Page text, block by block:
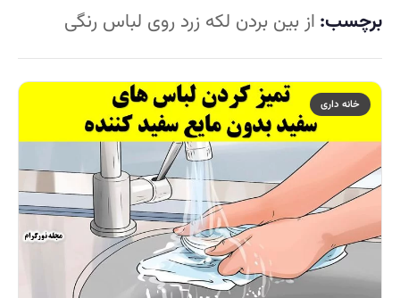
برچسب: از بین بردن لکه زرد روی لباس رنگی
خانه داری